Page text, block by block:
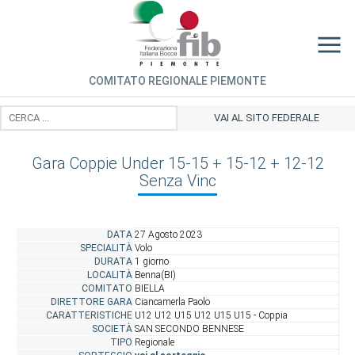
COMITATO REGIONALE PIEMONTE
VAI AL SITO FEDERALE
Gara Coppie Under 15-15 + 15-12 + 12-12
Senza Vinc
DATA 27 Agosto 2023
SPECIALITÀ Volo
DURATA 1 giorno
LOCALITÀ Benna(BI)
COMITATO BIELLA
DIRETTORE GARA Ciancamerla Paolo
CARATTERISTICHE U12 U12 U15 U12 U15 U15 - Coppia
SOCIETÀ SAN SECONDO BENNESE
TIPO Regionale